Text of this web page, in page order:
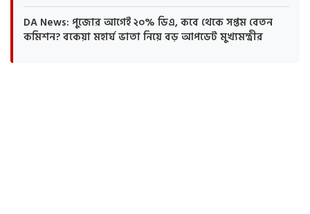
DA News: পুজোর আগেই ২০% ডিএ, কবে থেকে সপ্তম বেতন
কমিশন? বকেয়া মহার্ঘ ভাতা নিয়ে বড় আপডেট মুখ্যমন্ত্রীর